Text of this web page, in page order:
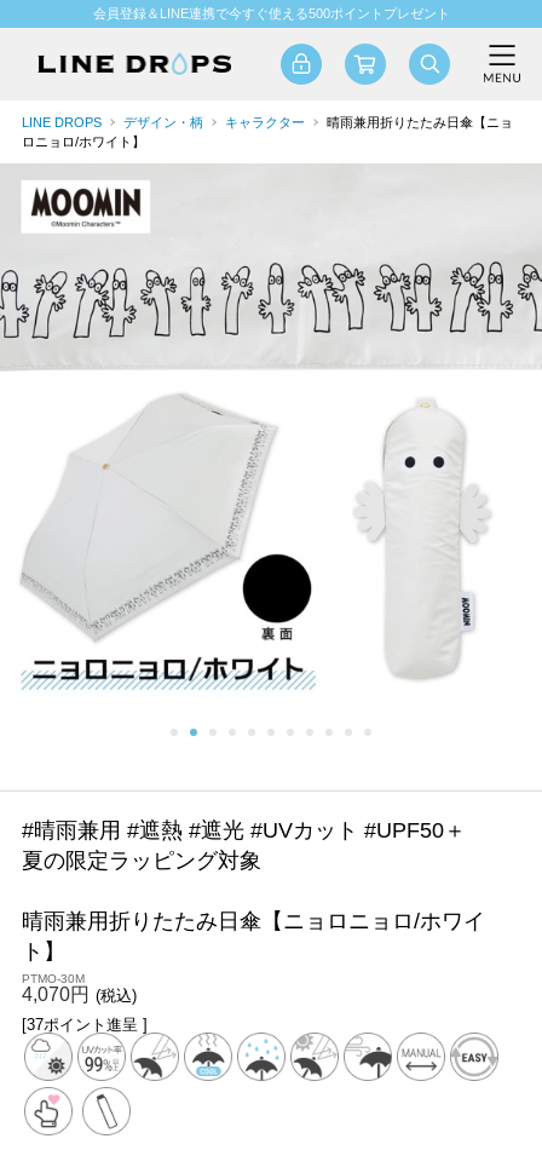
会員登録＆LINE連携で今すぐ使える500ポイントプレゼント
LINE DROPS デザイン・柄 キャラクター
晴雨兼用折りたたみ日傘【ニョ
ロニョロ/ホワイト】
#晴雨兼用 #遮熱 #遮光 #UVカット #UPF50＋
夏の限定ラッピング対象
晴雨兼用折りたたみ日傘【ニョロニョロ/ホワイ
ト】
PTMO-30M
4,070円 (税込)
[37ポイント進呈 ]